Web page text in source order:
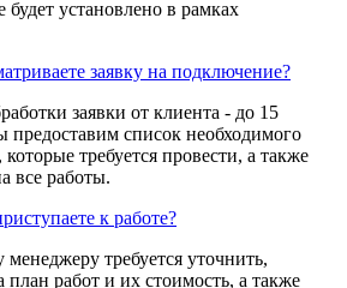
будет установлено в рамках
заявку на подключение?
заявки от клиента - до 15
предоставим список необходимого
требуется провести, а также
все работы.
к работе?
требуется уточнить,
план работ и их стоимость, а также